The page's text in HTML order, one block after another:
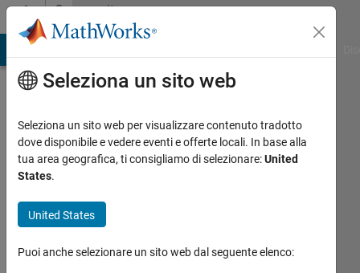
Vai al contenutoCommunity
Profile
Richard
Doyle
Last
oltre un
Seleziona un sito web
Seleziona un sito web per visualizzare contenuto tradotto
dove disponibile e vedere eventi e offerte locali. In base alla
tua area geografica, ti consigliamo di selezionare:United
States.
United States
Puoi anche selezionare un sito web dal seguente elenco: